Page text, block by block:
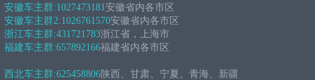
安徽车主群:1027473181安徽省内各市区
安徽车主群2:1026761570安徽省内各市区
浙江车主群:431721783浙江省，上海市
福建车主群:657892166福建省内各市区
西北车主群:625458806陕西、甘肃、宁夏、青海、新疆